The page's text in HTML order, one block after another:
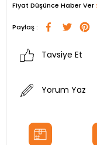
Fiyat Düşünce Haber Ver
Paylaş :
Tavsiye Et
Yorum Yaz